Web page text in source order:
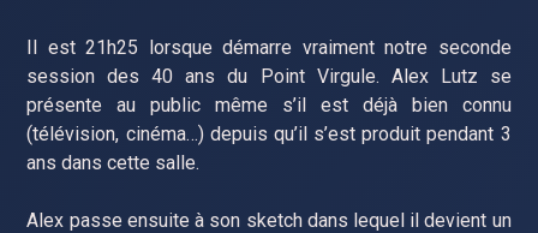
Il est 21h25 lorsque démarre vraiment notre seconde
session des 40 ans du Point Virgule. Alex Lutz se
présente au public même s’il est déjà bien connu
(télévision, cinéma…) depuis qu’il s’est produit pendant 3
ans dans cette salle.
Alex passe ensuite à son sketch dans lequel il devient un